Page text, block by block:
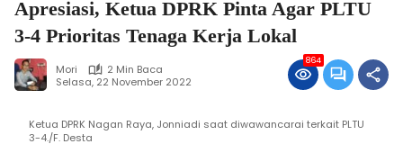
Apresiasi, Ketua DPRK Pinta Agar PLTU
3-4 Prioritas Tenaga Kerja Lokal
Mori
2 Min Baca
Selasa, 22 November 2022
864
Ketua DPRK Nagan Raya, Jonniadi saat diwawancarai terkait PLTU
3-4./F. Desta